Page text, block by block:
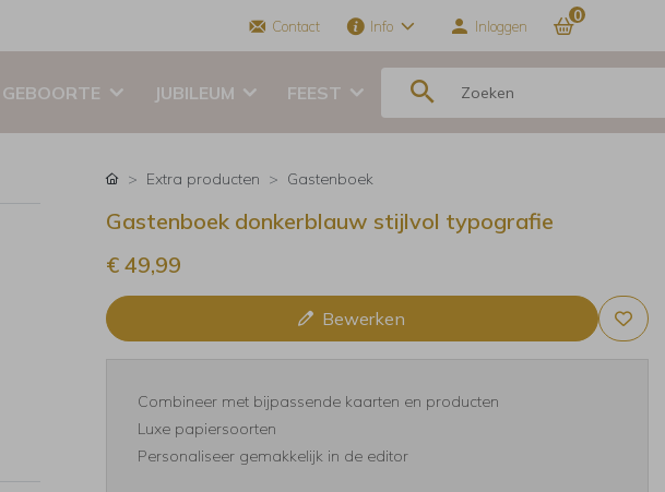
Contact Info Inloggen
0
GEBOORTE JUBILEUM FEEST
Extra producten Gastenboek
Gastenboek donkerblauw stijlvol typografie
€ 49,99
Bewerken
Combineer met bijpassende kaarten en producten
Luxe papiersoorten
Personaliseer gemakkelijk in de editor